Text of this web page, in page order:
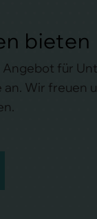
bieten
Angebot für
Wir freuen